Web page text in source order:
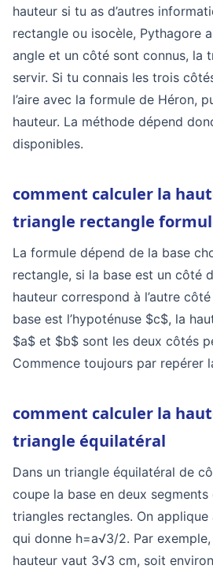
hauteur si tu as d’autres
rectangle ou isocèle, Pythagore
angle et un côté sont connus, la
servir. Si tu connais les trois
l’aire avec la formule de Héron,
hauteur. La méthode dépend
disponibles.
comment calculer la
triangle rectangle
La formule dépend de la base
rectangle, si la base est un côté
hauteur correspond à l’autre
base est l’hypoténuse $c$, la
$a$ et $b$ sont les deux côtés
Commence toujours par repérer
comment calculer la
triangle équilatéral
Dans un triangle équilatéral de
coupe la base en deux
triangles rectangles. On
qui donne h=a√3/2. Par
hauteur vaut 3√3 cm, soit